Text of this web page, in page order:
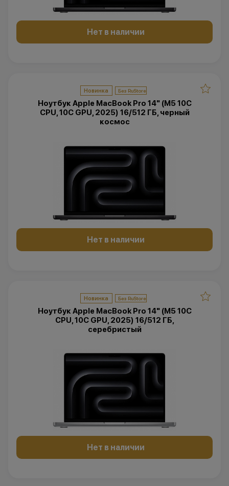
Нет в наличии
Новинка
Ноутбук Apple MacBook Pro 14" (M5 10C
CPU, 10C GPU, 2025) 16/512 ГБ, черный
космос
Нет в наличии
Новинка
Ноутбук Apple MacBook Pro 14" (M5 10C
CPU, 10C GPU, 2025) 16/512 ГБ,
серебристый
Нет в наличии